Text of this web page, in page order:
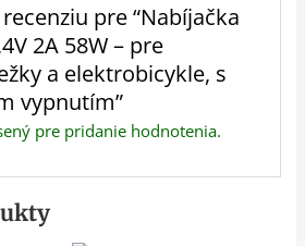
pre “Nabíjačka
2A 58W – pre
a elektrobicykle, s
vypnutím”
pre pridanie hodnotenia.